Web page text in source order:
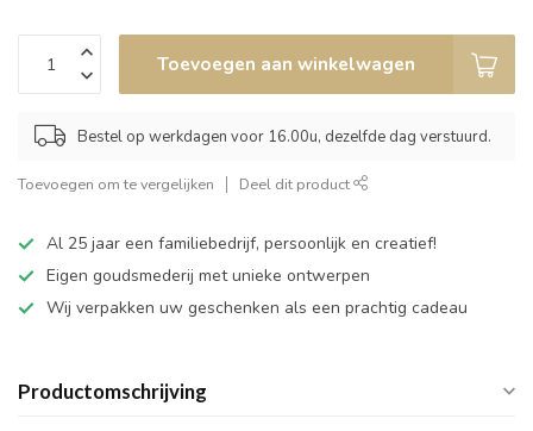
Toevoegen aan winkelwagen
Bestel op werkdagen voor 16.00u, dezelfde dag verstuurd.
Toevoegen om te vergelijken Deel dit product
Al 25 jaar een familiebedrijf, persoonlijk en creatief!
Eigen goudsmederij met unieke ontwerpen
Wij verpakken uw geschenken als een prachtig cadeau
Productomschrijving